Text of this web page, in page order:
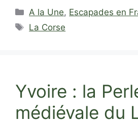
Catégories
A la Une, Escapades en
Étiquettes
La Corse
Yvoire : la
médiévale du